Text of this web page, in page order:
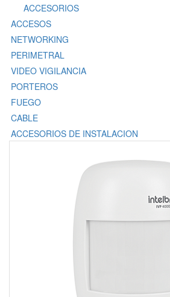
ACCESORIOS
ACCESOS
NETWORKING
PERIMETRAL
VIDEO VIGILANCIA
PORTEROS
FUEGO
CABLE
ACCESORIOS DE INSTALACION